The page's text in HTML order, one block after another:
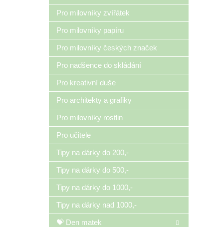
Pro milovníky zvířátek
Pro milovníky papíru
Pro milovníky českých značek
Pro nadšence do skládání
Pro kreativní duše
Pro architekty a grafiky
Pro milovníky rostlin
Pro učitele
Tipy na dárky do 200,-
Tipy na dárky do 500,-
Tipy na dárky do 1000,-
Tipy na dárky nad 1000,-
💝 Den matek